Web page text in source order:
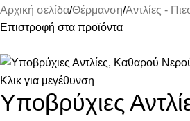
Αρχική σελίδα Θέρμανση Αντλίες -
Επιστροφή στα προϊόντα
Κλικ για μεγέθυνση
Υποβρύχιες